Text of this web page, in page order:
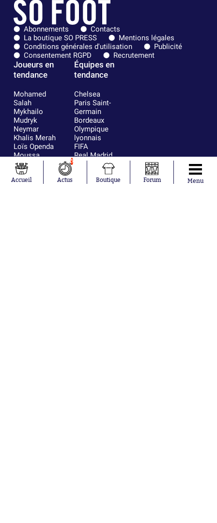
Abonnements
Contacts
La boutique SO PRESS
Mentions légales
Conditions générales d'utilisation
Publicité
Consentement RGPD
Recrutement
Joueurs en
tendance
Mohamed
Salah
Mykhailo
Mudryk
Neymar
Khalis Merah
Loïs Openda
Moussa
Niakhaté
Nicolás
Tagliafico
Équipes en
tendance
Chelsea
Paris Saint-
Germain
Bordeaux
Olympique
lyonnais
FIFA
Real Madrid
RC Strasbourg
Accueil
5
Actus Boutique Forum Menu